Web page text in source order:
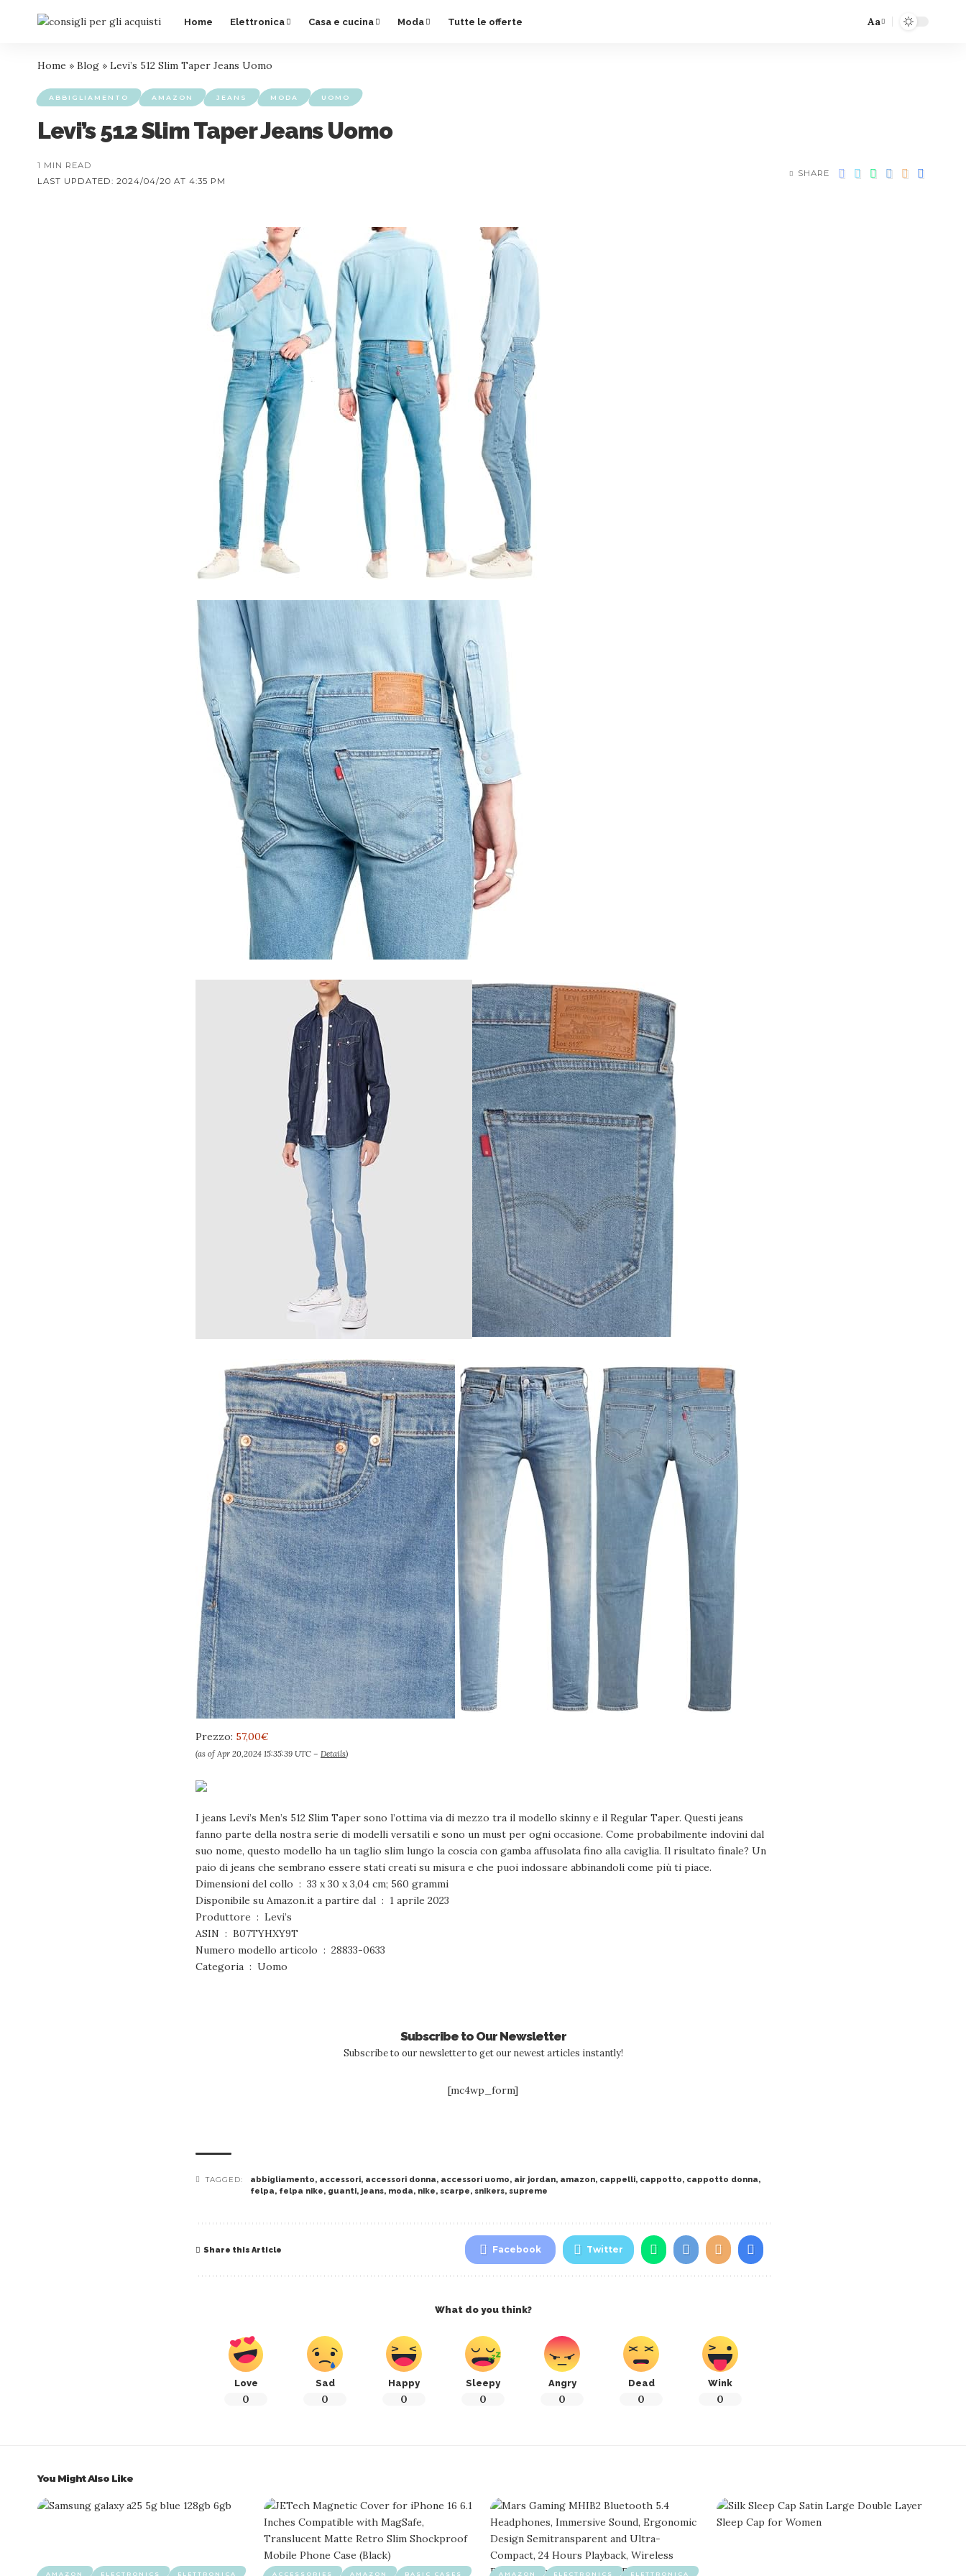
Home Elettronica Casa e cucina Moda Tutte le offerte Aa
Home » Blog » Levi’s 512 Slim Taper Jeans Uomo
ABBIGLIAMENTO AMAZON JEANS MODA UOMO
Levi’s 512 Slim Taper Jeans Uomo
LAST UPDATED: 2024/04/20 AT 4:35 PM
1 MIN READ
SHARE
Prezzo: 57,00€
(as of Apr 20,2024 15:35:39 UTC – Details)
I jeans Levi’s Men’s 512 Slim Taper sono l’ottima via di mezzo tra il modello skinny e il Regular Taper. Questi jeans
fanno parte della nostra serie di modelli versatili e sono un must per ogni occasione. Come probabilmente indovini dal
suo nome, questo modello ha un taglio slim lungo la coscia con gamba affusolata fino alla caviglia. Il risultato finale? Un
paio di jeans che sembrano essere stati creati su misura e che puoi indossare abbinandoli come più ti piace.
Dimensioni del collo ‏ : ‎ 33 x 30 x 3,04 cm; 560 grammi
Disponibile su Amazon.it a partire dal ‏ : ‎ 1 aprile 2023
Produttore ‏ : ‎ Levi’s
ASIN ‏ : ‎ B07TYHXY9T
Numero modello articolo ‏ : ‎ 28833-0633
Categoria ‏ : ‎ Uomo
Subscribe to Our Newsletter
Subscribe to our newsletter to get our newest articles instantly!
[mc4wp_form]
TAGGED: abbigliamento, accessori, accessori donna, accessori uomo, air jordan, amazon, cappelli, cappotto, cappotto donna,
felpa, felpa nike, guanti, jeans, moda, nike, scarpe, snikers, supreme
Share this Article Facebook Twitter
What do you think?
Love
0
Sad
0
Happy
0
Sleepy
0
Angry
0
Dead
0
Wink
0
You Might Also Like
AMAZON ELECTRONICS ELETTRONICA ACCESSORIES AMAZON BASIC CASES AMAZON ELECTRONICS ELETTRONICA